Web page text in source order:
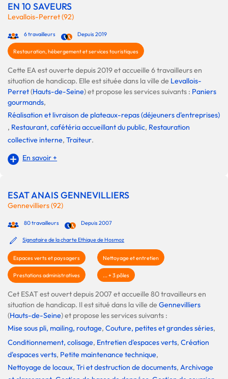
EN 10 SAVEURS
Levallois-Perret (92)
6 travailleurs Depuis 2019
Restauration, hébergement et services touristiques
Cette EA est ouverte depuis 2019 et accueille 6 travailleurs en
situation de handicap. Elle est située dans la ville de Levallois-
Perret(Hauts-de-Seine) et propose les services suivants : Paniers
gourmands,
Réalisation et livraison de plateaux-repas (déjeuners d'entreprises)
, Restaurant, cafétéria accueillant du public, Restauration
collective interne, Traiteur.
En savoir +
ESAT ANAIS GENNEVILLIERS
Gennevilliers (92)
80 travailleurs Depuis 2007
Signataire de la charte Ethique de Hosmoz
Espaces verts et paysagers Nettoyage et entretien
Prestations administratives ... + 3 pôles
Cet ESAT est ouvert depuis 2007 et accueille 80 travailleurs en
situation de handicap. Il est situé dans la ville deGennevilliers
(Hauts-de-Seine) et propose les services suivants :
Mise sous pli, mailing, routage, Couture, petites et grandes séries,
Conditionnement, colisage, Entretien d'espaces verts, Création
d'espaces verts, Petite maintenance technique,
Nettoyage de locaux, Tri et destruction de documents, Archivage